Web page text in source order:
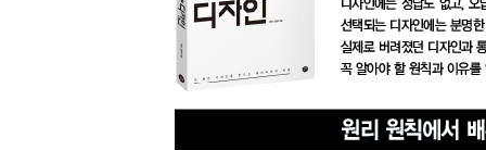
13 텍스트 단에 변화를 준 디자인
14 정형화된 그리드를 벗어난 디자인
15 공간감으로 개성 있는 디자인
16 주제에 맞춘 연속성 있는 디자인
17 유기성 있게 사진을 배치한 디자인